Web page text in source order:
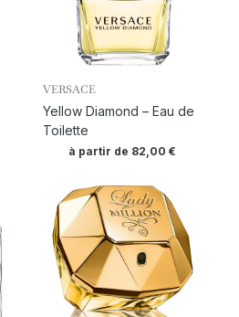
VERSACE
Yellow Diamond – Eau de
Toilette
à partir de 82,00€